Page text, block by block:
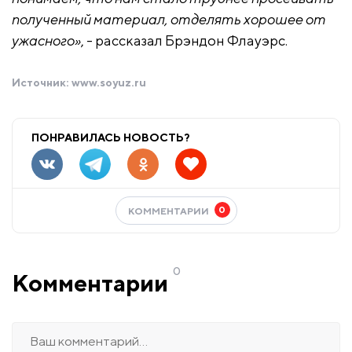
полученный материал, отделять хорошее от
ужасного», - рассказал Брэндон Флауэрс.
Источник: www.soyuz.ru
ПОНРАВИЛАСЬ НОВОСТЬ?
КОММЕНТАРИИ 0
Комментарии 0